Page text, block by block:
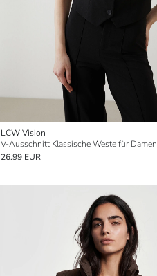
LCW Vision
V-Ausschnitt Klassische Weste für Damen
26.99 EUR